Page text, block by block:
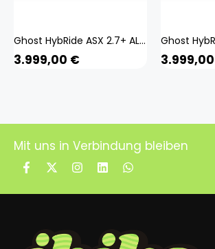
Ghost HybRide ASX 2.7+ AL U 29/27,5+ Zoll E Mountainbike Fully E-Bike MTB Pedelec Full Suspension 650B
3.999,00 € 3.999,00
Mit uns in Verbindung bleiben